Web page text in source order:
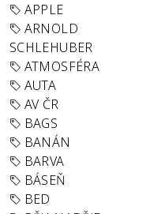
APPLE
ARNOLD
SCHLEHUBER
ATMOSFÉRA
AUTA
AV ČR
BAGS
BANÁN
BARVA
BÁSEŇ
BED